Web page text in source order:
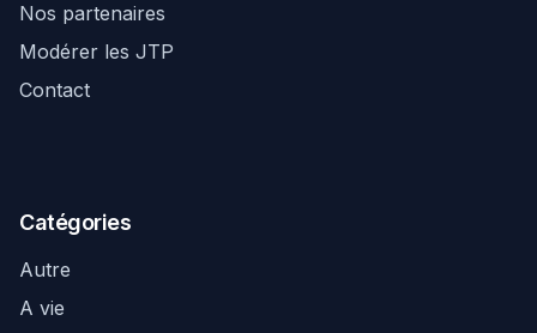
Nos partenaires
Modérer les JTP
Contact
Catégories
Autre
A vie